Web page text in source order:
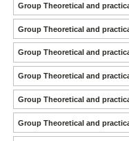
Group Theoretical and
Group Theoretical and
Group Theoretical and
Group Theoretical and
Group Theoretical and
Group Theoretical and